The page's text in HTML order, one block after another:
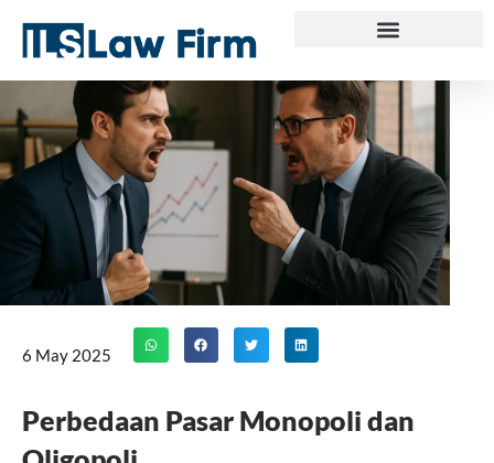
content
6 May 2025
Perbedaan Pasar Monopoli dan